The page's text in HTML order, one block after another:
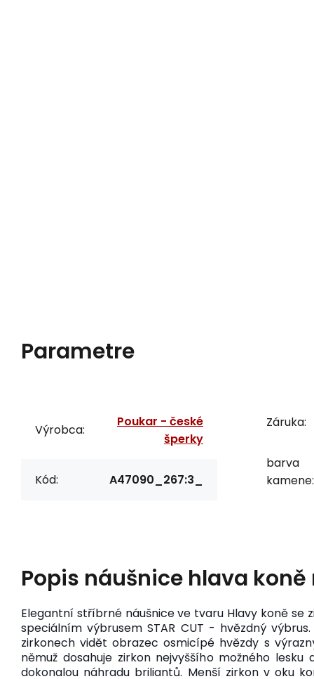
Parametre
Výrobca:
Poukar - české
šperky
Kód: A47090_267:3_
Záruka:
barva
kamene:
Popis náušnice hlava
Elegantní stříbrné náušnice ve tvaru Hlavy koně se
speciálním výbrusem STAR CUT - hvězdný
zirkonech vidět obrazec osmicípé hvězdy s
němuž dosahuje zirkon nejvyššího možného
dokonalou náhradu briliantů. Menší zirkonv oku